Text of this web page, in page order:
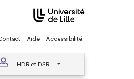
Aide Accessibilité
HDR et DSR